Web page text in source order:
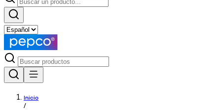
Inicio
/